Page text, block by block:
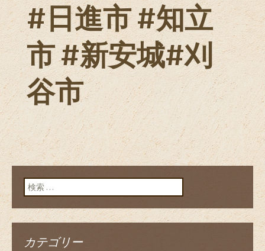
#日進市 #知立
市 #新安城#刈
谷市
検索:
カテゴリー